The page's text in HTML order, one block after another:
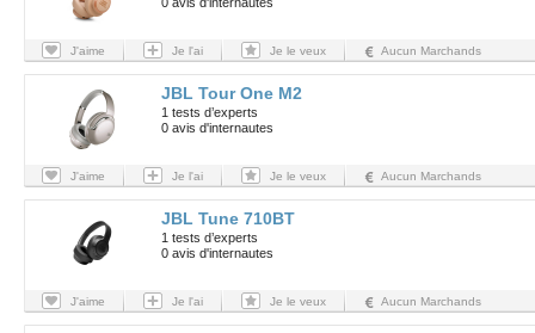
J'aime Je l'ai Je le veux Aucun Marchands
JBL Tour One M2
1 tests d’experts
0 avis d'internautes
J'aime Je l'ai Je le veux Aucun Marchands
JBL Tune 710BT
1 tests d’experts
0 avis d'internautes
J'aime Je l'ai Je le veux Aucun Marchands